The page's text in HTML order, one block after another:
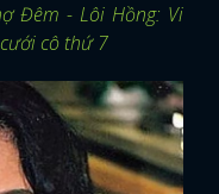
Đêm - Lôi Hồng: Vi
cô thứ 7